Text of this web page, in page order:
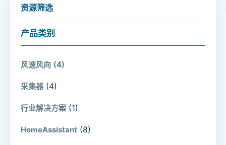
资源筛选
产品类别
风速风向 (4)
采集器 (4)
行业解决方案 (1)
HomeAssistant (8)